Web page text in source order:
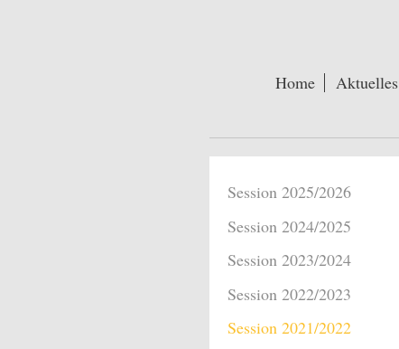
Home Aktuelles
Session 2025/2026
Session 2024/2025
Session 2023/2024
Session 2022/2023
Session 2021/2022